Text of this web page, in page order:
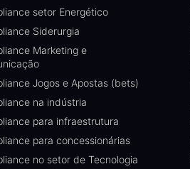
setor Energético
Siderurgia
Marketing e
Jogos e Apostas (bets)
na indústria
para infraestrutura
para concessionárias
no setor de Tecnologia